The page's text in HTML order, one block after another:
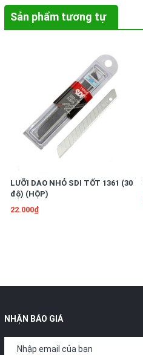
Sản phẩm tương tự
LƯỠI DAO NHỎ SDI TỐT 1361 (30
độ) (HỘP)
22.000₫
NHẬN BÁO GIÁ